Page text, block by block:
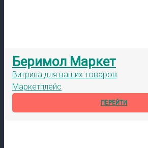
Беримол Маркет
Витрина для ваших товаров
Маркетплейс
ПЕРЕЙТИ